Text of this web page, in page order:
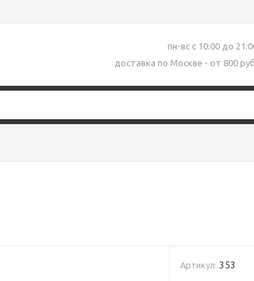
пн-вс с 10:00 до
доставка по Москве - от 800
Артикул: 353